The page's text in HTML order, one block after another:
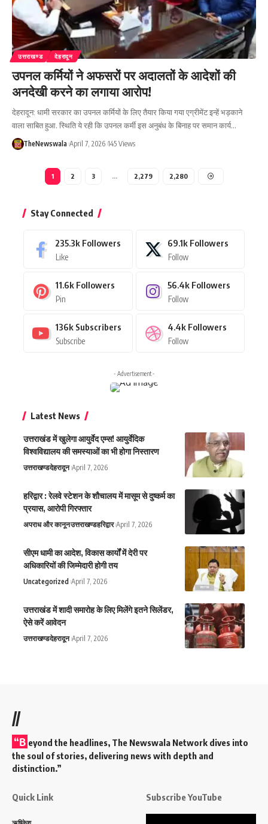
उत्तराखण्ड देहरादून
उपनल कर्मियों ने अफसरों पर अदालतों के आदेशों की
अनदेखी करने का लगाया आरोप!
देहरादून: धामी सरकार का उपनल कर्मियों के लिए तैयार किया गया एग्रीमेंट इन्हें भड़काने
वाला साबित हुआ. स्थिति ये रही कि उपनल कर्मी इस अनुबंध के बिनाह पर समान कार्य…
TheNewswala April 7, 2026 145 Views
1 2 3 … 2,279 2,280
Stay Connected
235.3k Followers
Like
69.1k Followers
Follow
11.6k Followers
Pin
56.4k Followers
Follow
136k Subscribers
Subscribe
4.4k Followers
Follow
- Advertisement -
Latest News
उत्तराखंड में खुलेगा आयुर्वेद एम्स! आयुर्वेदिक
विश्वविद्यालय की समस्याओं का भी होगा निस्तारण
उत्तराखण्डदेहरादून April 7, 2026
हरिद्वार : रेलवे स्टेशन के शौचालय में मासूम से दुष्कर्म का
प्रयास, आरोपी गिरफ्तार
अपराध और कानूनउत्तराखण्डहरिद्वार April 7, 2026
सीएम धामी का आदेश, विकास कार्यों में देरी पर
अधिकारियों की जिम्मेदारी होगी तय
Uncategorized April 7, 2026
उत्तराखंड में शादी समारोह के लिए मिलेंगे इतने सिलेंडर,
ऐसे करें आवेदन
उत्तराखण्डदेहरादून April 7, 2026
//
“B eyond the headlines, The Newswala Network dives into
the soul of stories, delivering news with depth and
distinction.”
Quick Link Subscribe YouTube